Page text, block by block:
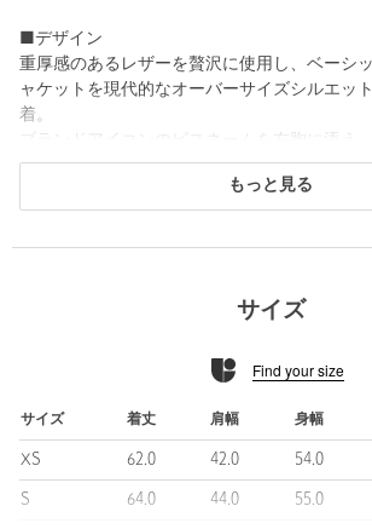
■デザイン
重厚感のあるレザーを贅沢に使用し、ベーシ
ャケットを現代的なオーバーサイズシルエッ
着。
ントをプラス。
着込むほどに素材の風合いが深まり、艶や質
羽織るだけでこなれた雰囲気を演出し、大人
＜NICE WEATHER（ナイスウェザー）＞
ップ。
現代の多様化するニーズを満たす次世代のコ
供しています。
もっと見る
サイズ
Find your size
サイズ 着丈 肩幅 身幅
XS 62.0 42.0 54.0
S 64.0 44.0 55.0